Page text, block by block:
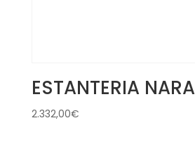
ESTANTERIA NARA
2.332,00€